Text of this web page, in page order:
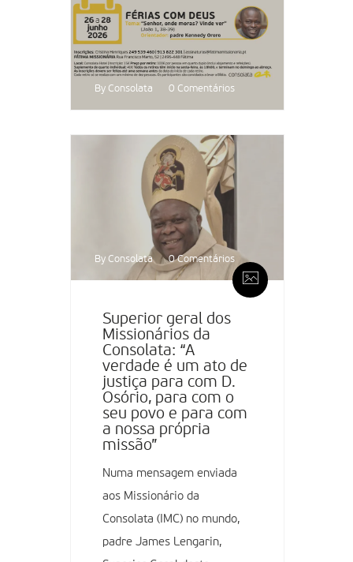
By Consolata 0 Comentários
By Consolata 0 Comentários
Superior geral dos
Missionários da
Consolata: “A
verdade é um ato de
justiça para com D.
Osório, para com o
seu povo e para com
a nossa própria
missão”
Numa mensagem enviada
aos Missionário da
Consolata (IMC) no mundo,
padre James Lengarin,